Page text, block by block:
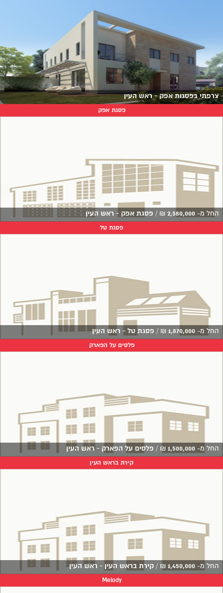
צרפתי בפסגות אפק - ראש העין
פסגת אפק
החל מ- 2,580,000
₪
/ פסגת אפק - ראש העין
פסגת טל
החל מ- 1,870,000
₪
/ פסגת טל - ראש העין
פלסים על הפארק
החל מ- 1,500,000
₪
/ פלסים על הפארק - ראש העין
קירת בראש העין
החל מ- 1,450,000
₪
/ קירת בראש העין - ראש העין
Melody